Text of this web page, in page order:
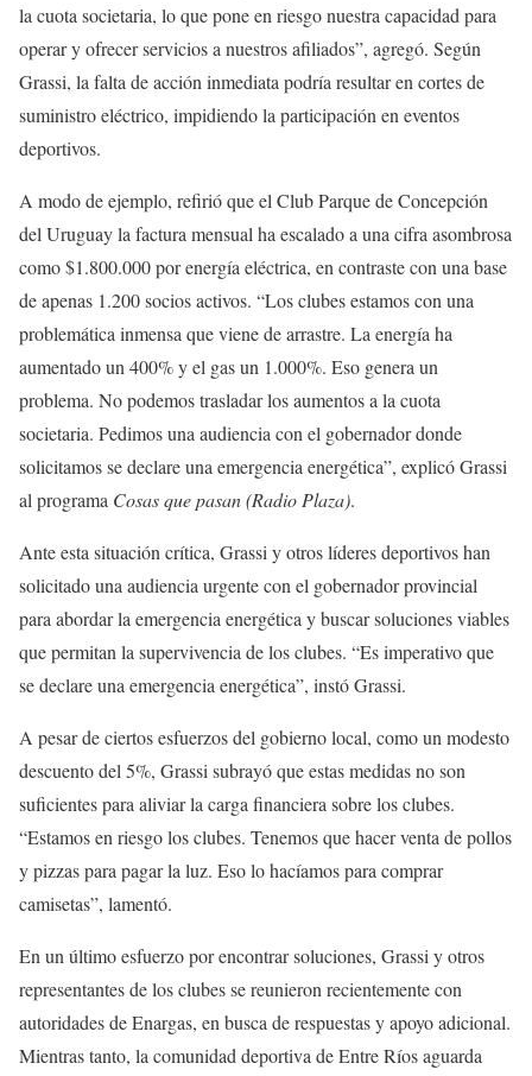
la cuota societaria, lo que pone en riesgo nuestra capacidad para
operar y ofrecer servicios a nuestros afiliados”, agregó. Según
Grassi, la falta de acción inmediata podría resultar en cortes de
suministro eléctrico, impidiendo la participación en eventos
deportivos.
A modo de ejemplo, refirió que el Club Parque de Concepción
del Uruguay la factura mensual ha escalado a una cifra asombrosa
como $1.800.000 por energía eléctrica, en contraste con una base
de apenas 1.200 socios activos. “Los clubes estamos con una
problemática inmensa que viene de arrastre. La energía ha
aumentado un 400% y el gas un 1.000%. Eso genera un
problema. No podemos trasladar los aumentos a la cuota
societaria. Pedimos una audiencia con el gobernador donde
solicitamos se declare una emergencia energética”, explicó Grassi
al programa Cosas que pasan (Radio Plaza).
Ante esta situación crítica, Grassi y otros líderes deportivos han
solicitado una audiencia urgente con el gobernador provincial
para abordar la emergencia energética y buscar soluciones viables
que permitan la supervivencia de los clubes. “Es imperativo que
se declare una emergencia energética”, instó Grassi.
A pesar de ciertos esfuerzos del gobierno local, como un modesto
descuento del 5%, Grassi subrayó que estas medidas no son
suficientes para aliviar la carga financiera sobre los clubes.
“Estamos en riesgo los clubes. Tenemos que hacer venta de pollos
y pizzas para pagar la luz. Eso lo hacíamos para comprar
camisetas”, lamentó.
En un último esfuerzo por encontrar soluciones, Grassi y otros
representantes de los clubes se reunieron recientemente con
autoridades de Enargas, en busca de respuestas y apoyo adicional.
Mientras tanto, la comunidad deportiva de Entre Ríos aguarda